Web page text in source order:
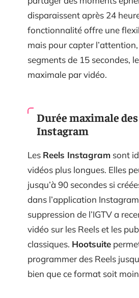
disparaissent après 24
fonctionnalité offre une
mais pour capter
segments de 15 secondes,
maximale par vidéo.
Durée maximale
Instagram
Les Reels Instagram sont
vidéos plus longues. Elles
jusqu’à 90 secondes si
dans l’application
suppression de l’IGTV a
vidéo sur les Reels et les
classiques. Hootsuite
programmer des Reels
bien que ce format soit